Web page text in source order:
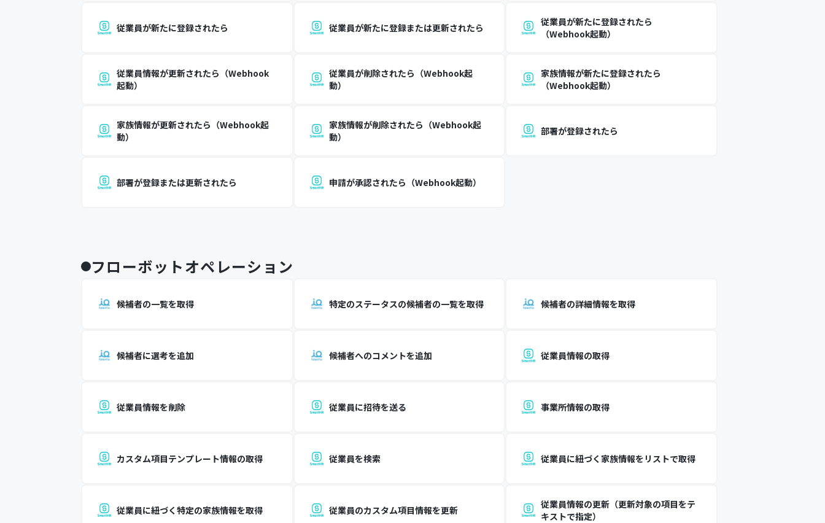
従業員が新たに登録されたら 従業員が新たに登録または更新されたら
従業員が新たに登録されたら
（Webhook起動）
従業員情報が更新されたら（Webhook
起動）
従業員が削除されたら（Webhook起
動）
家族情報が新たに登録されたら
（Webhook起動）
家族情報が更新されたら（Webhook起
動）
家族情報が削除されたら（Webhook起
動）
部署が登録されたら
部署が登録または更新されたら 申請が承認されたら（Webhook起動）
フローボットオペレーション
候補者の一覧を取得 特定のステータスの候補者の一覧を取得 候補者の詳細情報を取得
候補者に選考を追加 候補者へのコメントを追加 従業員情報の取得
従業員情報を削除 従業員に招待を送る 事業所情報の取得
カスタム項目テンプレート情報の取得 従業員を検索 従業員に紐づく家族情報をリストで取得
従業員に紐づく特定の家族情報を取得 従業員のカスタム項目情報を更新
従業員情報の更新（更新対象の項目をテ
キストで指定）